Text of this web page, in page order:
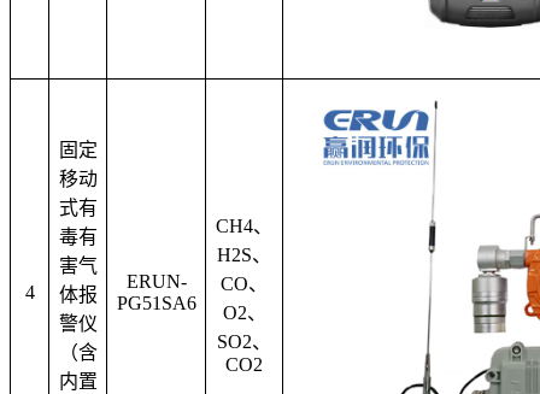
4
固定
移动
式有
毒有
害气
体报
警仪
（含
内置
ERUN-
PG51SA6
CH4、
H2S、
CO、
O2、
SO2、
CO2